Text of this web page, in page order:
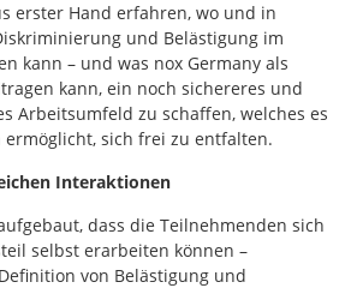
erster Hand erfahren, wo und in
und Belästigung im
kann – und was nox Germany als
kann, ein noch sichereres und
Arbeitsumfeld zu schaffen, welches es
sich frei zu entfalten.
Interaktionen
dass die Teilnehmenden sich
selbst erarbeiten können –
von Belästigung und